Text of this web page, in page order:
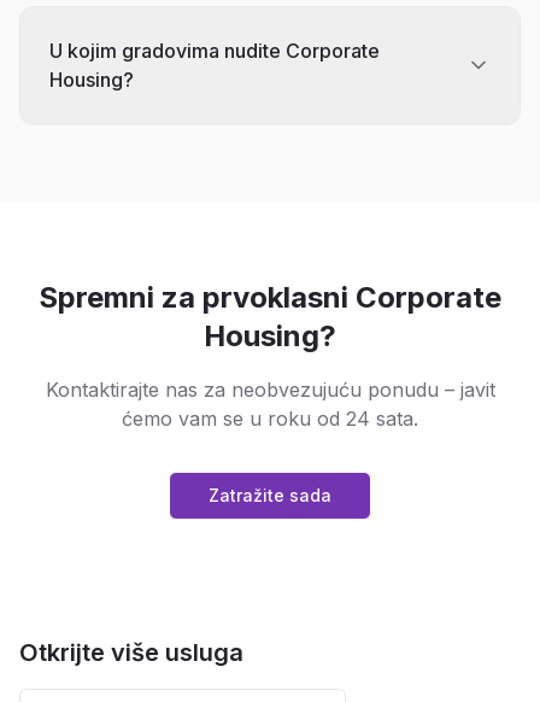
U kojim gradovima nudite Corporate
Housing?
Spremni za prvoklasni Corporate
Housing?
Kontaktirajte nas za neobvezujuću ponudu – javit
ćemo vam se u roku od 24 sata.
Zatražite sada
Otkrijte više usluga